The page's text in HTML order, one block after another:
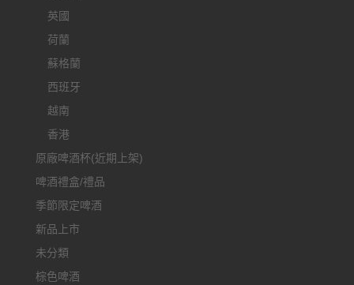
英國
荷蘭
蘇格蘭
西班牙
越南
香港
原廠啤酒杯(近期上架)
啤酒禮盒/禮品
季節限定啤酒
新品上市
未分類
棕色啤酒